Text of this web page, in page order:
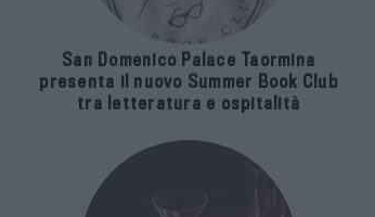
San Domenico Palace Taormina
presenta il nuovo Summer Book Club
tra letteratura e ospitalità